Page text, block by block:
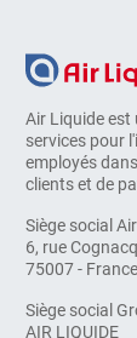
Air Liquide est
services pour
employés
clients et de
Siège social
6, rue
75007 - France
Siège social
AIR LIQUIDE